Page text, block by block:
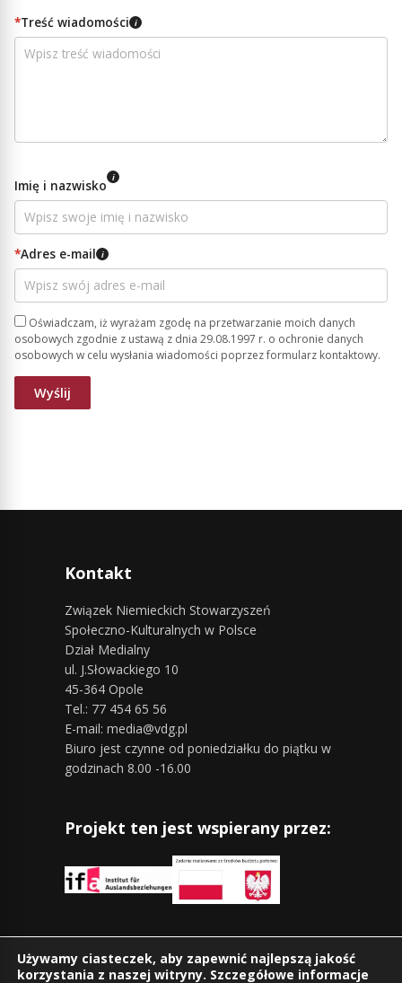
*Treść wiadomości i
Imię i nazwisko i
*Adres e-mail i
Oświadczam, iż wyrażam zgodę na przetwarzanie moich danych
osobowych zgodnie z ustawą z dnia 29.08.1997 r. o ochronie danych
osobowych w celu wysłania wiadomości poprzez formularz kontaktowy.
Kontakt
Związek Niemieckich Stowarzyszeń
Społeczno-Kulturalnych w Polsce
Dział Medialny
ul. J.Słowackiego 10
45-364 Opole
Tel.: 77 454 65 56
E-mail: media@vdg.pl
Biuro jest czynne od poniedziałku do piątku w
godzinach 8.00 -16.00
Projekt ten jest wspierany przez:
Znajdziesz nas również na:
Używamy ciasteczek, aby zapewnić najlepszą jakość
korzystania z naszej witryny. Szczegółowe informacje